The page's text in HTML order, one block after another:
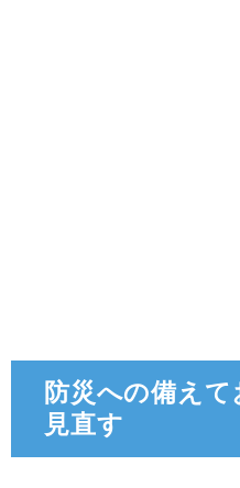
防災への備え
見直す